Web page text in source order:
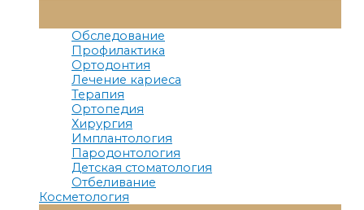
Меню
Обследование
Профилактика
Ортодонтия
Лечение кариеса
Терапия
Ортопедия
Хирургия
Имплантология
Пародонтология
Детская стоматология
Отбеливание
Косметология